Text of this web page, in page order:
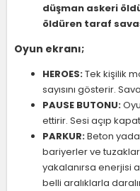
düşman askeri
öldüren taraf
Oyun ekranı;
HEROES:Tek kişilik
sayısını gösterir.
PAUSE BUTONU:
ettirir. Sesi açıp
PARKUR:Beton
bariyerler ve
yakalanırsa enerjisi
belli aralıklarla